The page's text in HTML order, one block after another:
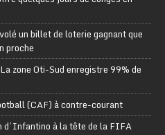
un billet de loterie gagnant que
proche
zone Oti-Sud enregistre 99% de
(CAF) à contre-courant
d’Infantino à la tête de la FIFA